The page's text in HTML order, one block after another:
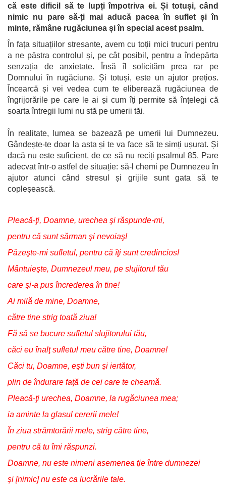
că este dificil să te lupți împotriva ei. Și totuși, când
nimic nu pare să-ți mai aducă pacea în suflet și în
minte, rămâne rugăciunea și în special acest psalm.
În fața situațiilor stresante, avem cu toții mici trucuri pentru
a ne păstra controlul și, pe cât posibil, pentru a îndepărta
senzația de anxietate. Însă îl solicităm prea rar pe
Domnului în rugăciune. Și totuși, este un ajutor prețios.
Încearcă și vei vedea cum te eliberează rugăciunea de
îngrijorările pe care le ai și cum îți permite să înțelegi că
soarta întregii lumi nu stă pe umerii tăi.
În realitate, lumea se bazează pe umerii lui Dumnezeu.
Gândește-te doar la asta și te va face să te simți ușurat. Și
dacă nu este suficient, de ce să nu reciți psalmul 85. Pare
adecvat într-o astfel de situație: să-l chemi pe Dumnezeu în
ajutor atunci când stresul și grijile sunt gata să te
copleșească.
Pleacă-ţi, Doamne, urechea şi răspunde-mi,
pentru că sunt sărman şi nevoiaş!
Păzeşte-mi sufletul, pentru că îţi sunt credincios!
Mântuieşte, Dumnezeul meu, pe slujitorul tău
care şi-a pus încrederea în tine!
Ai milă de mine, Doamne,
către tine strig toată ziua!
Fă să se bucure sufletul slujitorului tău,
căci eu înalţ sufletul meu către tine, Doamne!
Căci tu, Doamne, eşti bun şi iertător,
plin de îndurare faţă de cei care te cheamă.
Pleacă-ţi urechea, Doamne, la rugăciunea mea;
ia aminte la glasul cererii mele!
În ziua strâmtorării mele, strig către tine,
pentru că tu îmi răspunzi.
Doamne, nu este nimeni asemenea ţie între dumnezei
şi [nimic] nu este ca lucrările tale.